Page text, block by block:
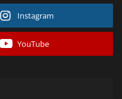
Instagram
YouTube